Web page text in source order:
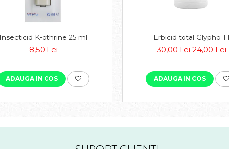
Insecticid K-othrine 25 ml
8,50 Lei
ADAUGA IN COS
Erbicid total Glypho 1 l
30,00 Lei24,00 Lei
ADAUGA IN COS